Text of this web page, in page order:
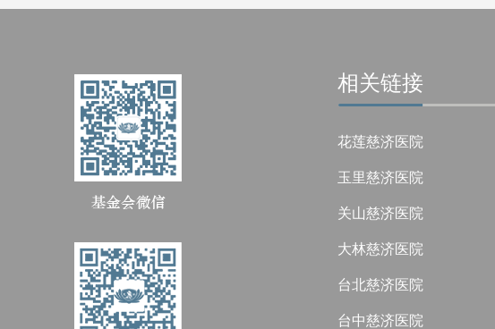
相关链接
花莲慈济医院
玉里慈济医院
关山慈济医院
大林慈济医院
台北慈济医院
台中慈济医院